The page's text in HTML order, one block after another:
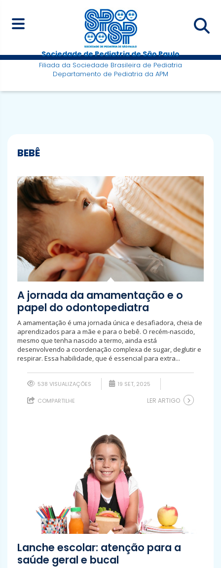
Sociedade de Pediatria de São Paulo
Filiada da Sociedade Brasileira de Pediatria
Departamento de Pediatria da APM
BEBÊ
A jornada da amamentação e o
papel do odontopediatra
A amamentação é uma jornada única e desafiadora, cheia de
aprendizados para a mãe e para o bebê. O recém-nascido,
mesmo que tenha nascido a termo, ainda está
desenvolvendo a coordenação complexa de sugar, deglutir e
respirar. Essa habilidade, que é essencial para extra...
538 VISUALIZAÇÕES 19 SET, 2025
COMPARTILHE LER ARTIGO
Lanche escolar: atenção para a
saúde geral e bucal